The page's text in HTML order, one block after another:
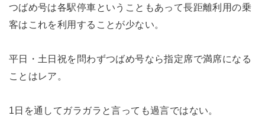
つばめ号は各駅停車ということもあって長距離利用の乗
客はこれを利用することが少ない。
平日・土日祝を問わずつばめ号なら指定席で満席になる
ことはレア。
1日を通してガラガラと言っても過言ではない。